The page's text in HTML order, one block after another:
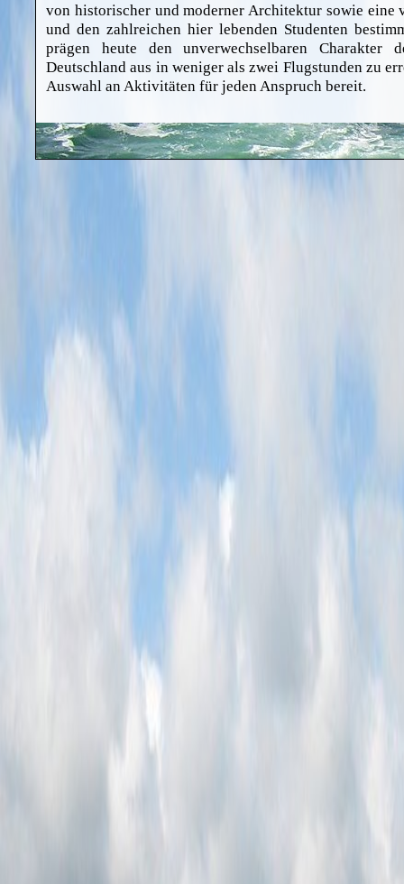
von historischer und moderner Architektur sowie eine
und den zahlreichen hier lebenden Studenten
prägen heute den unverwechselbaren
Deutschland aus in weniger als zwei Flugstunden zu
Auswahl an Aktivitäten für jeden Anspruch bereit.